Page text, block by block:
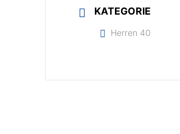
KATEGORIE
Herren 40